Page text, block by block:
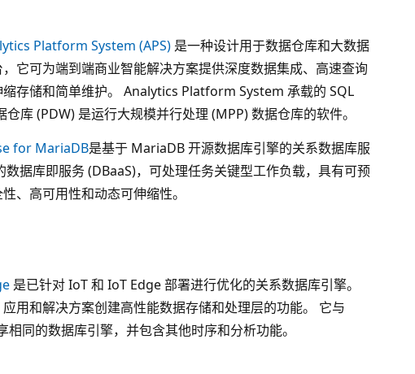
Platform System (APS) 是一种设计用于数据仓库和大数据
它可为端到端商业智能解决方案提供深度数据集成、高速查询
缩存储和简单维护。 Analytics Platform System 承载的 SQL
库 (PDW) 是运行大规模并行处理 (MPP) 数据仓库的软件。
for MariaDB是基于 MariaDB 开源数据库引擎的关系数据库服
数据库即服务 (DBaaS)，可处理任务关键型工作负载，具有可预
、高可用性和动态可伸缩性。
是已针对 IoT 和 IoT Edge 部署进行优化的关系数据库引擎。
用和解决方案创建高性能数据存储和处理层的功能。 它与
相同的数据库引擎，并包含其他时序和分析功能。